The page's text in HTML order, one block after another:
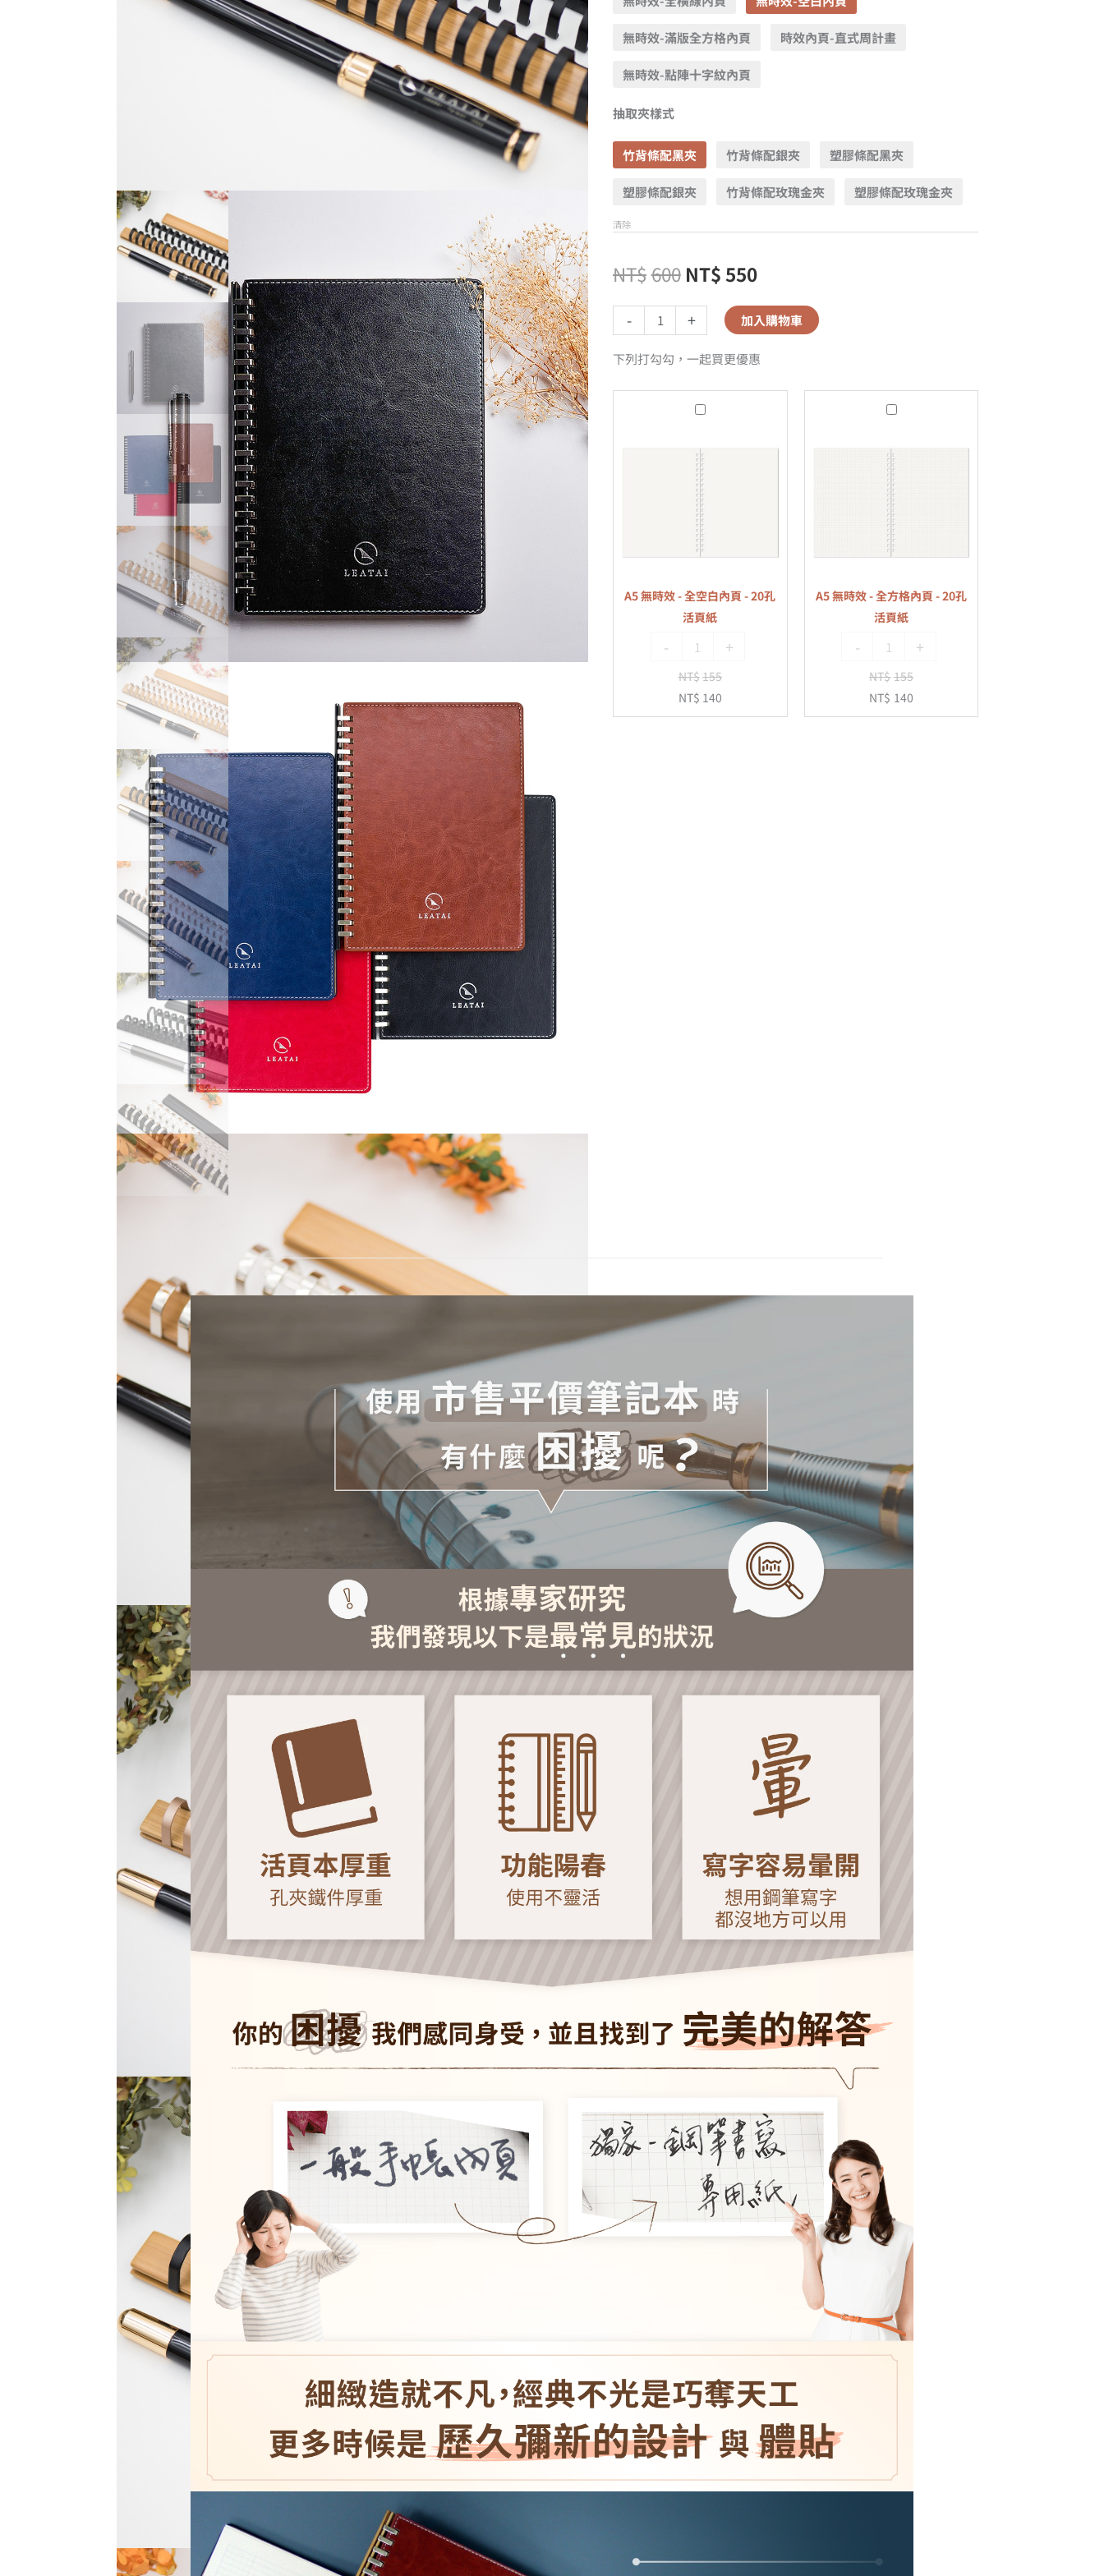
無時效-滿版全方格內頁 時效內頁-直式周計畫
無時效-點陣十字紋內頁
抽取夾樣式
竹背條配黑夾 竹背條配銀夾 塑膠條配黑夾
塑膠條配銀夾 竹背條配玫瑰金夾 塑膠條配玫瑰金夾
清除
NT$600 NT$ 550
- + 加入購物車
下列打勾勾，一起買更優惠
A5
時
效
-
全
空
白
頁
-
20
活
頁
A5 無時效 - 全空白內頁 - 20孔
活頁紙
- +
NT$155
NT$ 140
A5
時
效
-
全
方
格
頁
-
20
活
頁
A5 無時效 - 全方格內頁 - 20孔
活頁紙
- +
NT$155
NT$ 140